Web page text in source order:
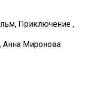
Приключение ,
Анна Миронова